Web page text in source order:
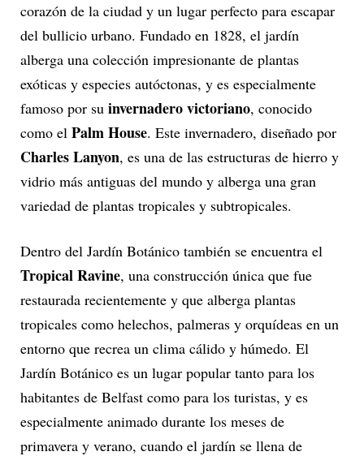
corazón de la ciudad y un lugar perfecto para escapar
del bullicio urbano. Fundado en 1828, el jardín
alberga una colección impresionante de plantas
exóticas y especies autóctonas, y es especialmente
famoso por su invernadero victoriano, conocido
como el Palm House. Este invernadero, diseñado por
Charles Lanyon, es una de las estructuras de hierro y
vidrio más antiguas del mundo y alberga una gran
variedad de plantas tropicales y subtropicales.
Dentro del Jardín Botánico también se encuentra el
Tropical Ravine, una construcción única que fue
restaurada recientemente y que alberga plantas
tropicales como helechos, palmeras y orquídeas en un
entorno que recrea un clima cálido y húmedo. El
Jardín Botánico es un lugar popular tanto para los
habitantes de Belfast como para los turistas, y es
especialmente animado durante los meses de
primavera y verano, cuando el jardín se llena de